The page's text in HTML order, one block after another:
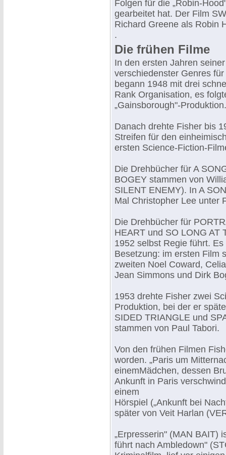
Folgen für die „Robin-
gearbeitet hat. Der Film
Richard Greene als Robin
.
Die frühen Filme
In den ersten Jahren
verschiedenster Genres
begann 1948 mit drei
Rank Organisation, es
„Gainsborough"-Produktion.
Danach drehte Fisher bis
Streifen für den
ersten Science-Fiction-
Die Drehbücher für A
BOGEY stammen von
SILENT ENEMY). In A
Mal Christopher Lee unter
Die Drehbücher für
HEART und SO LONG AT
1952 selbst Regie führt.
Besetzung: im ersten Film
zweiten Noel Coward,
Jean Simmons und Dirk
1953 drehte Fisher zwei
Produktion, bei der er
SIDED TRIANGLE und
stammen von Paul Tabori.
Von den frühen Filmen
worden. „Paris um
einemMädchen, dessen
Ankunft in Paris
einem
Hörspiel („Ankunft bei
später von Veit Harlan
„Erpresserin" (MAN BAIT)
führt nach Ambledown"